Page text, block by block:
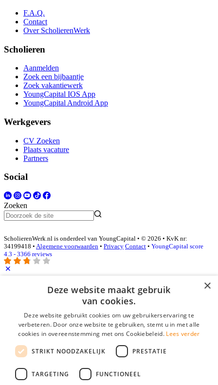
F.A.Q.
Contact
Over ScholierenWerk
Scholieren
Aanmelden
Zoek een bijbaantje
Zoek vakantiewerk
YoungCapital IOS App
YoungCapital Android App
Werkgevers
CV Zoeken
Plaats vacature
Partners
Social
Zoeken
ScholierenWerk.nl is onderdeel van YoungCapital • © 2026 • KvK nr:
34199418 • Algemene voorwaarden • Privacy Contact • YoungCapital score
4.3 - 3366 reviews
Inloggen als bedrijf
Wachtwoord
login gegevens onthouden
login
×
Deze website maakt gebruik
van cookies.
Deze website gebruikt cookies om uw gebruikerservaring te
verbeteren. Door onze website te gebruiken, stemt u in met alle
cookies in overeenstemming met ons Cookiebeleid. Lees verder
STRIKT NOODZAKELIJK PRESTATIE
TARGETING FUNCTIONEEL